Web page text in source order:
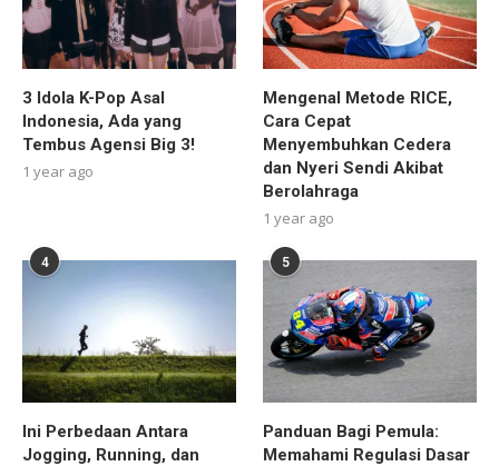
3 Idola K-Pop Asal
Indonesia, Ada yang
Tembus Agensi Big 3!
1 year ago
Mengenal Metode RICE,
Cara Cepat
Menyembuhkan Cedera
dan Nyeri Sendi Akibat
Berolahraga
1 year ago
4
Ini Perbedaan Antara
Jogging, Running, dan
5
Panduan Bagi Pemula:
Memahami Regulasi Dasar